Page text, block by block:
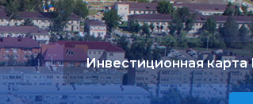
Инвестиционная карта